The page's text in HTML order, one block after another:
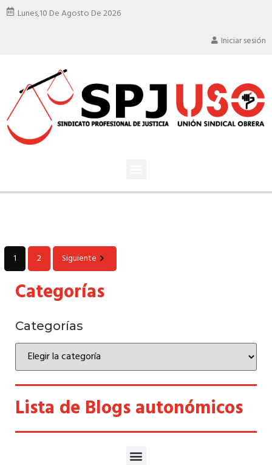
Lunes,10 De Agosto De 2026
Iniciar sesión
1 2 Siguiente
Categorías
Categorías
Lista de Blogs autonómicos